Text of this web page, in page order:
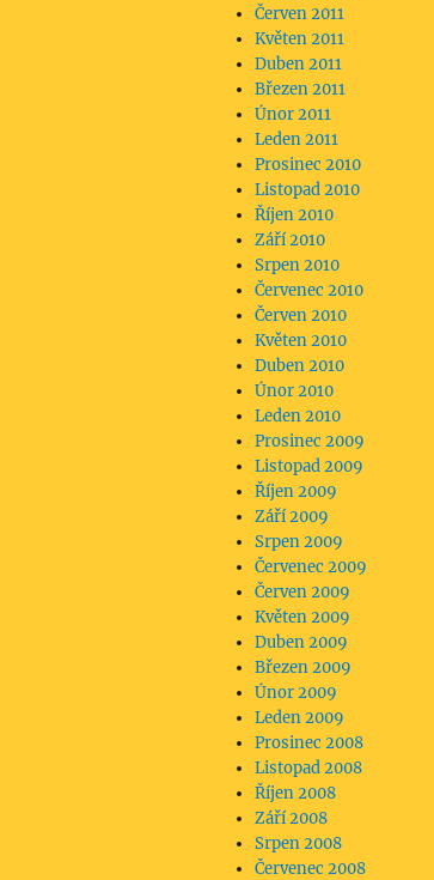
Červen 2011
Květen 2011
Duben 2011
Březen 2011
Únor 2011
Leden 2011
Prosinec 2010
Listopad 2010
Říjen 2010
Září 2010
Srpen 2010
Červenec 2010
Červen 2010
Květen 2010
Duben 2010
Únor 2010
Leden 2010
Prosinec 2009
Listopad 2009
Říjen 2009
Září 2009
Srpen 2009
Červenec 2009
Červen 2009
Květen 2009
Duben 2009
Březen 2009
Únor 2009
Leden 2009
Prosinec 2008
Listopad 2008
Říjen 2008
Září 2008
Srpen 2008
Červenec 2008